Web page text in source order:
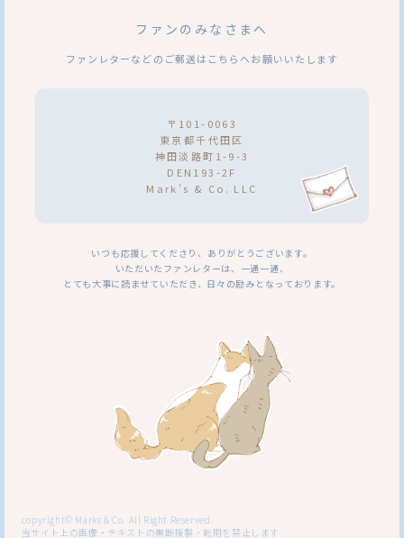
ファンのみなさまへ
ファンレターなどのご郵送はこちらへお願いいたします
〒101-0063
東京都千代田区
神田淡路町1-9-3
DEN193-2F
Mark's & Co. LLC
いつも応援してくださり、ありがとうございます。
いただいたファンレターは、一通一通、
とても大事に読ませていただき、日々の励みとなっております。
copyright© Marks & Co. All Right Reserved.
当サイト上の画像・テキストの無断複製・転用を禁止します